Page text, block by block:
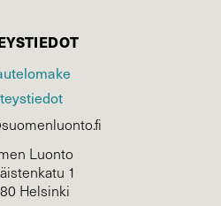
Luonto
1
Helsinki